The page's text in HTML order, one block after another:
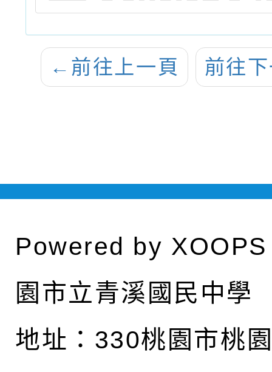
← 前往上一頁 前往
Powered by XOOPS
園市立青溪國民中學
地址： 330桃園市桃